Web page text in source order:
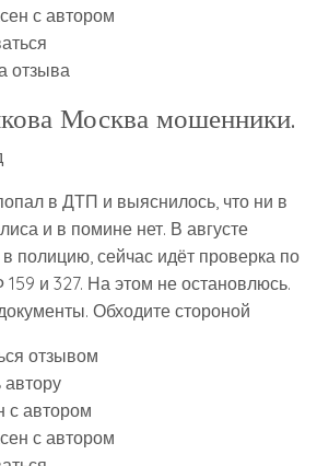
с автором
отзыва
Москва мошенники.
в ДТП и выяснилось, что ни в
и в помине нет. В августе
полицию, сейчас идёт проверка по
и 327. На этом не остановлюсь.
Обходите стороной
отзывом
автору
с автором
с автором